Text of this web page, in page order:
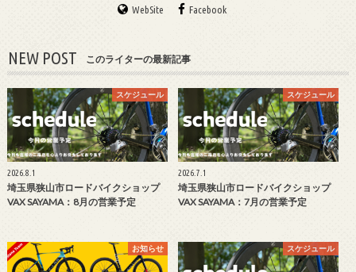
WebSite Facebook
NEW POST このライターの最新記事
スケジュール
2026.8.1
埼玉県狭山市ロードバイクショップ
VAX SAYAMA：8月の営業予定
スケジュール
2026.7.1
埼玉県狭山市ロードバイクショップ
VAX SAYAMA：7月の営業予定
お知らせ スケジュール